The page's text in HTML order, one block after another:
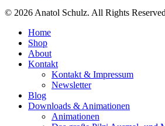
© 2026 Anatol Schulz. All Rights Reserved
Home
Shop
About
Kontakt
Kontakt & Impressum
Newsletter
Blog
Downloads & Animationen
Animationen